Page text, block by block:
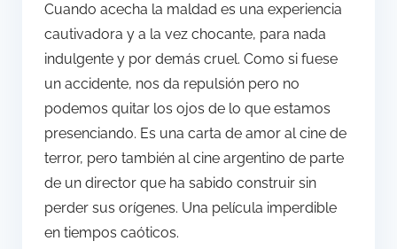
Cuando acecha la maldad es una experiencia
cautivadora y a la vez chocante, para nada
indulgente y por demás cruel. Como si fuese
un accidente, nos da repulsión pero no
podemos quitar los ojos de lo que estamos
presenciando. Es una carta de amor al cine de
terror, pero también al cine argentino de parte
de un director que ha sabido construir sin
perder sus orígenes. Una película imperdible
en tiempos caóticos.